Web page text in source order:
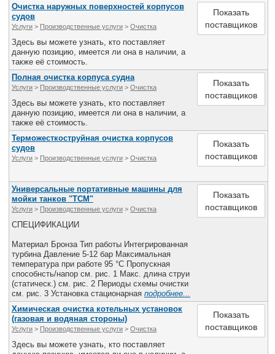
Очистка наружных поверхностей корпусов
судов
Услуги > Производственные услуги > Очистка
Здесь вы можете узнать, кто поставляет
данную позицию, имеется ли она в наличии, а
также её стоимость.
Показать
поставщиков
Полная очистка корпуса судна
Услуги > Производственные услуги > Очистка
Здесь вы можете узнать, кто поставляет
данную позицию, имеется ли она в наличии, а
также её стоимость.
Показать
поставщиков
Терможесткоструйная очистка корпусов
судов
Услуги > Производственные услуги > Очистка
Показать
поставщиков
Универсальные портативные машины для
мойки танков "TCM"
Услуги > Производственные услуги > Очистка
СПЕЦИФИКАЦИИ
Материал Бронза Тип работы Интегрированная
турбина Давление 5-12 бар Максимальная
температура при работе 95 °C Пропускная
способнсть/напор см. рис. 1 Макс. длина струи
(статическ.) см. рис. 2 Периоды схемы очистки
см. рис. 3 Установка стационарная подробнее...
Показать
поставщиков
Химическая очистка котельных установок
(газовая и водяная стороны)
Услуги > Производственные услуги > Очистка
Здесь вы можете узнать, кто поставляет
Показать
поставщиков